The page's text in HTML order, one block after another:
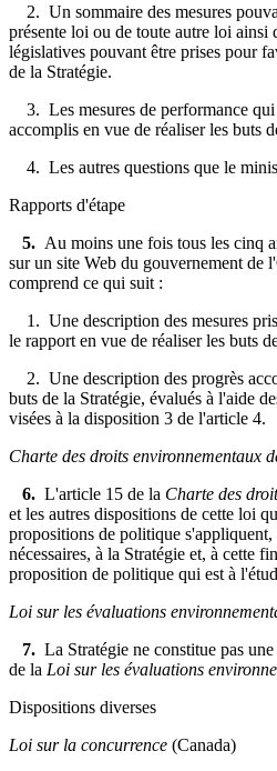
2. Un sommaire des mesures
présente loi ou de toute autre loi ainsi
législatives pouvant être prises pour
de la Stratégie.
3. Les mesures de performance qui
accomplis en vue de réaliser les buts
4. Les autres questions que le
Rapports d'étape
5. Au moins une fois tous les cinq
sur un site Web du gouvernement de
comprend ce qui suit :
1. Une description des mesures
le rapport en vue de réaliser les buts
2. Une description des progrès
buts de la Stratégie, évalués à l'aide
visées à la disposition 3 de l'article 4.
Charte des droits environnementaux
6. L'article 15 de la Charte des
et les autres dispositions de cette loi
propositions de politique s'appliquent,
nécessaires, à la Stratégie et, à cette
proposition de politique qui est à
Loi sur les évaluations
7. La Stratégie ne constitue pas
de la Loi sur les évaluations
Dispositions diverses
Loi sur la concurrence (Canada)